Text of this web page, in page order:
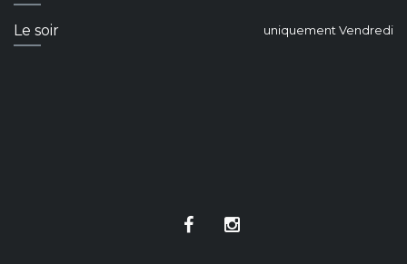
Le soir uniquement Vendredi